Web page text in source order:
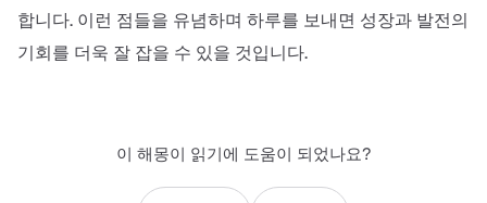
합니다. 이런 점들을 유념하며 하루를 보내면 성장과 발전의
기회를 더욱 잘 잡을 수 있을 것입니다.
이 해몽이 읽기에 도움이 되었나요?